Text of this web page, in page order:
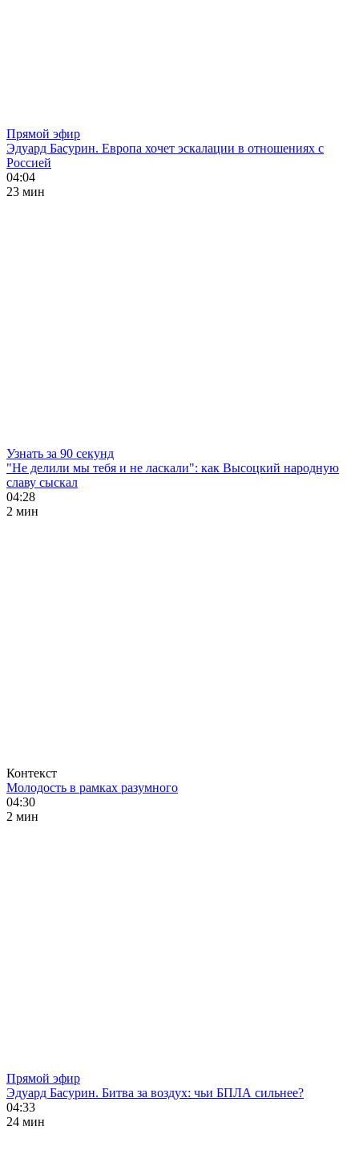
Прямой эфир
Эдуард Басурин. Европа хочет эскалации в отношениях с
Россией
04:04
23 мин
Узнать за 90 секунд
"Не делили мы тебя и не ласкали": как Высоцкий народную
славу сыскал
04:28
2 мин
Контекст
Молодость в рамках разумного
04:30
2 мин
Прямой эфир
Эдуард Басурин. Битва за воздух: чьи БПЛА сильнее?
04:33
24 мин